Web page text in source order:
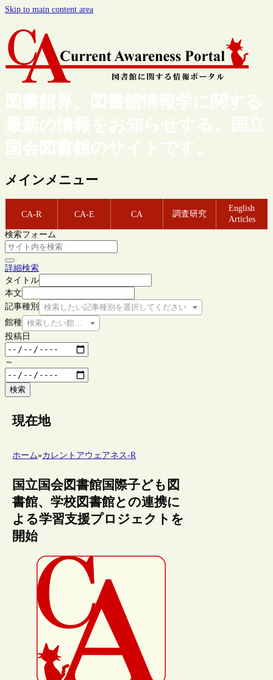
Skip to main content area
図書館界、図書館情報学に関する
最新の情報をお知らせする、国立
国会図書館のサイトです。
メインメニュー
CA-R CA-E CA 調査研究
English
Articles
検索フォーム
詳細検索
タイトル
本文
記事種別
検索したい記事種別を選択してください
館種 検索したい館種を選択してください
投稿日
～
検索
現在地
ホーム»カレントアウェアネス-R
国立国会図書館国際子ども図
書館、学校図書館との連携に
よる学習支援プロジェクトを
開始